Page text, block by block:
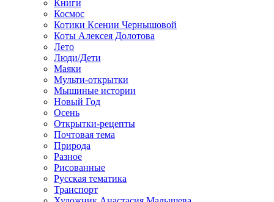
Книги
Космос
Котики Ксении Чернышовой
Коты Алексея Долотова
Лето
Люди/Дети
Маяки
Мульти-открытки
Мышиные истории
Новый Год
Осень
Открытки-рецепты
Почтовая тема
Природа
Разное
Рисованные
Русская тематика
Транспорт